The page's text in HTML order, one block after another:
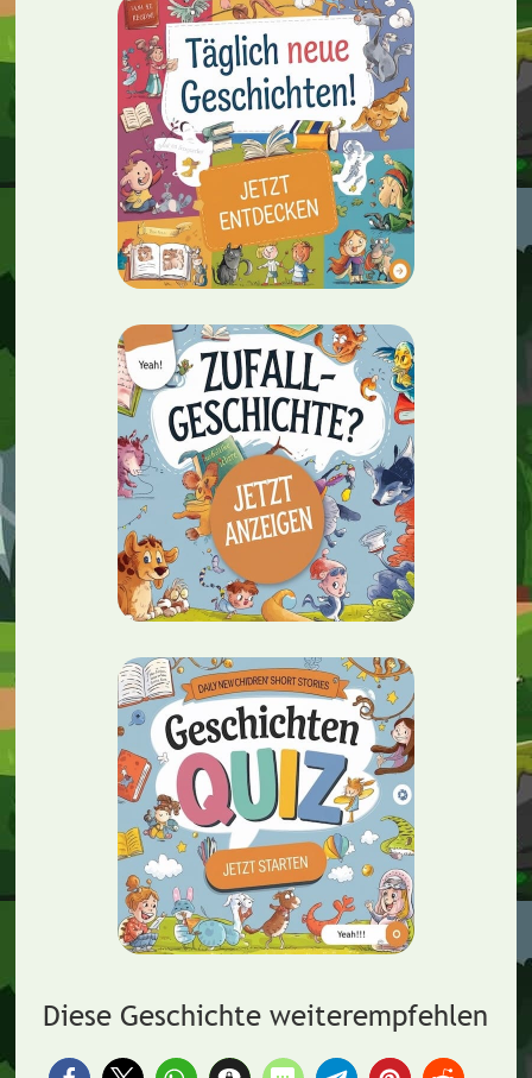
Diese Geschichte weiterempfehlen